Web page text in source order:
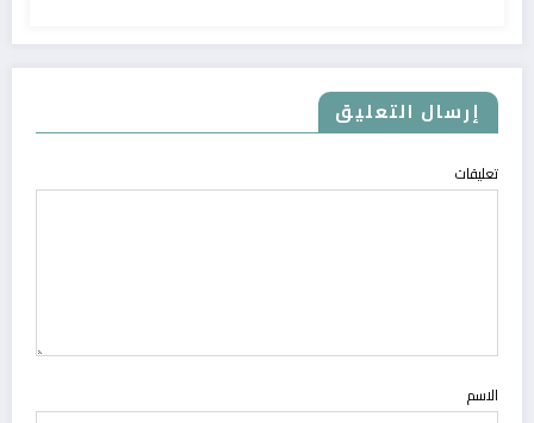
إرسال التعليق
تعليقات
الاسم